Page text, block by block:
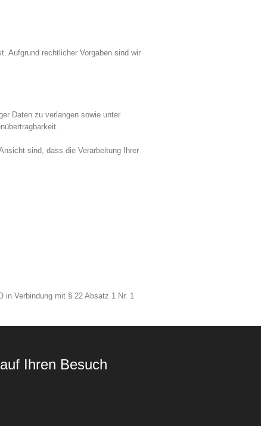
Aufgrund rechtlicher Vorgaben sind wir
Daten zu verlangen sowie unter
sind, dass die Verarbeitung Ihrer
in Verbindung mit § 22 Absatz 1 Nr. 1
Ihren Besuch